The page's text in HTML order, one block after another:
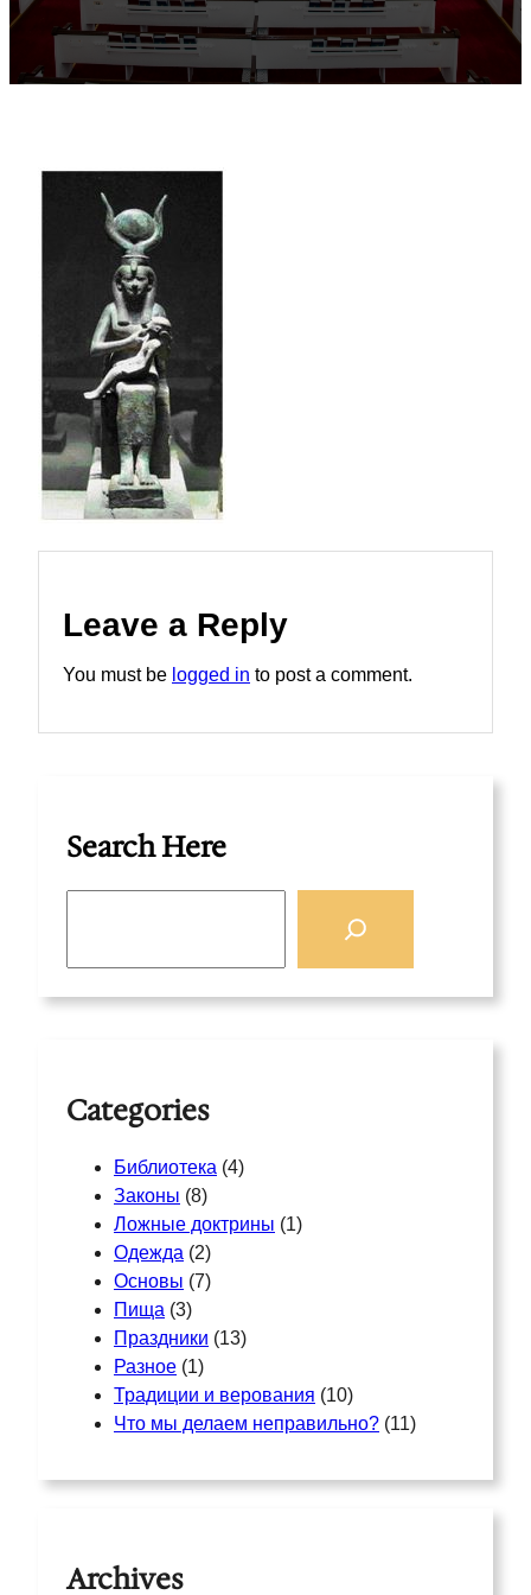
Leave a Reply
You must be logged in to post a comment.
Search Here
Categories
Библиотека (4)
Законы (8)
Ложные доктрины (1)
Одежда (2)
Основы (7)
Пища (3)
Праздники (13)
Разное (1)
Традиции и верования (10)
Что мы делаем неправильно? (11)
Archives